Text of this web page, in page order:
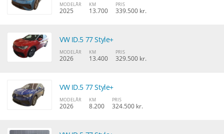
MODELÅR
2025
KM
13.700
PRIS
339.500 kr.
VW ID.5 77 Style+
MODELÅR
2026
KM
13.400
PRIS
329.500 kr.
VW ID.5 77 Style+
MODELÅR
2026
KM
8.200
PRIS
324.500 kr.